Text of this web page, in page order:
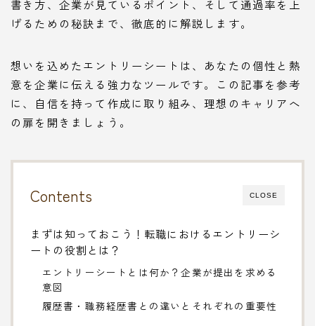
書き方、企業が見ているポイント、そして通過率を上
げるための秘訣まで、徹底的に解説します。
想いを込めたエントリーシートは、あなたの個性と熱
意を企業に伝える強力なツールです。この記事を参考
に、自信を持って作成に取り組み、理想のキャリアへ
の扉を開きましょう。
CLOSE
Contents
まずは知っておこう！転職におけるエントリーシ
ートの役割とは？
エントリーシートとは何か？企業が提出を求める
意図
履歴書・職務経歴書との違いとそれぞれの重要性